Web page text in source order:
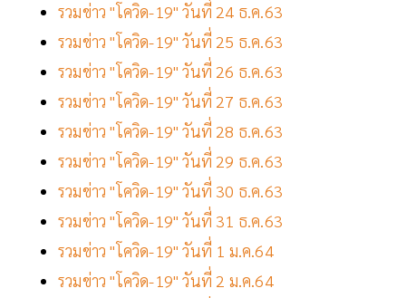
รวมข่าว "โควิด-19" วันที่ 24 ธ.ค.63
รวมข่าว "โควิด-19" วันที่ 25 ธ.ค.63
รวมข่าว "โควิด-19" วันที่ 26 ธ.ค.63
รวมข่าว "โควิด-19" วันที่ 27 ธ.ค.63
รวมข่าว "โควิด-19" วันที่ 28 ธ.ค.63
รวมข่าว "โควิด-19" วันที่ 29 ธ.ค.63
รวมข่าว "โควิด-19" วันที่ 30 ธ.ค.63
รวมข่าว "โควิด-19" วันที่ 31 ธ.ค.63
รวมข่าว "โควิด-19" วันที่ 1 ม.ค.64
รวมข่าว "โควิด-19" วันที่ 2 ม.ค.64